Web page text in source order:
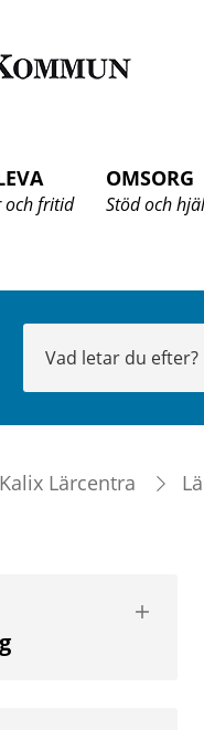
och fritid
OMSORG
Stöd och
Lärcentra
Visa
nästa